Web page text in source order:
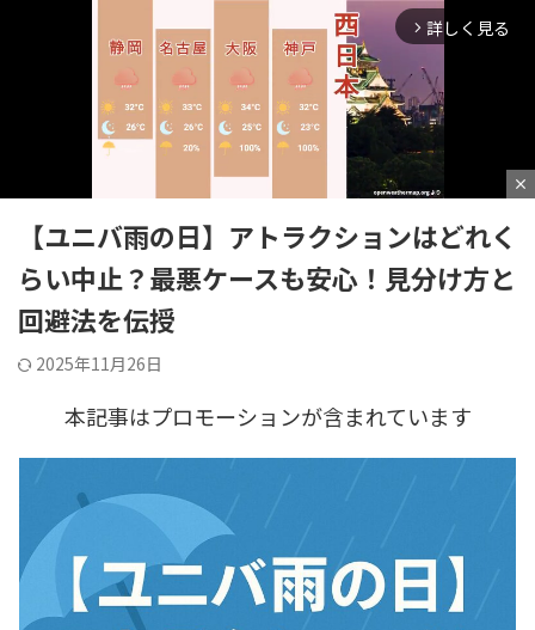
アミューズメントパーク攻略ブログ
GO TO NO LIMIT!!
ユニバーサル・スタジオ・ジャパン
ユニバーサル・スタジオ・ジャパン
【ユニバ雨の日】アトラクションはどれく
らい中止？最悪ケースも安心！見分け方と
回避法を伝授
2025年11月26日
本記事はプロモーションが含まれています
close
arrow_forward_ios 詳しく見る
M
u